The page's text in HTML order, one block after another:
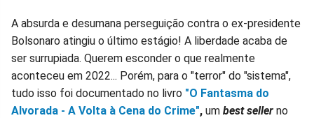
A absurda e desumana perseguição contra o ex-presidente
Bolsonaro atingiu o último estágio! A liberdade acaba de
ser surrupiada. Querem esconder o que realmente
aconteceu em 2022... Porém, para o "terror" do "sistema",
tudo isso foi documentado no livro "O Fantasma do
Alvorada - A Volta à Cena do Crime", um best seller no